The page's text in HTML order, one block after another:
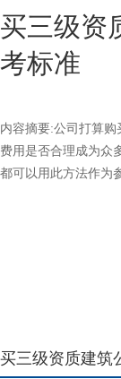
买三级资
考标准
内容摘要:公司打算
费用是否合理成为众
都可以用此方法作为
买三级资质建筑